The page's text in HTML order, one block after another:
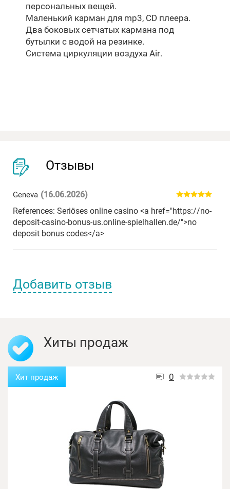
персональных вещей.
Маленький карман для mp3, CD плеера.
Два боковых сетчатых кармана под
бутылки с водой на резинке.
Система циркуляции воздуха Air.
Отзывы
Geneva (16.06.2026)
References: Seriöses online casino <a href="https://no-
deposit-casino-bonus-us.online-spielhallen.de/">no
deposit bonus codes</a>
Добавить отзыв
Отзыв:
Хиты продаж
0
Хит продаж